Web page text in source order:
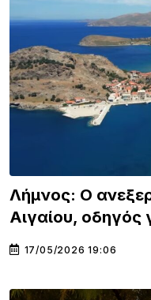
Λήμνος: Ο
Αιγαίου, οδηγός
17/05/2026 19:06